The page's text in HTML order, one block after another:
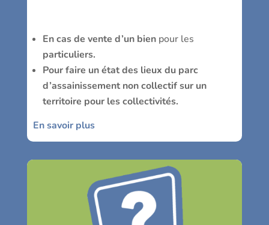
En cas de vente d’un bien pour les
particuliers.
Pour faire un état des lieux du parc
d’assainissement non collectif sur un
territoire pour les collectivités.
En savoir plus